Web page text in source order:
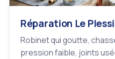
Réparation Le
Robinet qui goutte,
pression faible, joints